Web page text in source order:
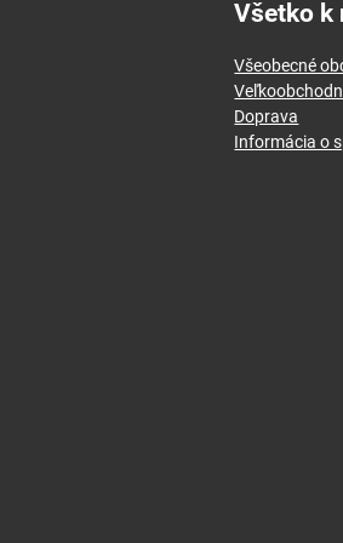
Všetko k
Všeobecné
Doprava
Informácia o